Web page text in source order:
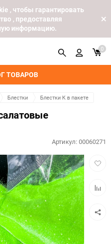
, чтобы гарантировать
, предоставляя
информацию.
ТОВАРОВ
0
Блестки Блестки К в пакете
Артикул:00060271